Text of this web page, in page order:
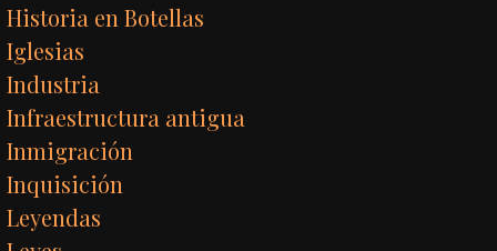
Historia en Botellas
Iglesias
Industria
Infraestructura antigua
Inmigración
Inquisición
Leyendas